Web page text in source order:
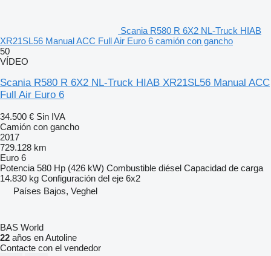
Scania R580 R 6X2 NL-Truck HIAB
XR21SL56 Manual ACC Full Air Euro 6 camión con gancho
50
VÍDEO
Scania R580 R 6X2 NL-Truck HIAB XR21SL56 Manual ACC
Full Air Euro 6
34.500 € Sin IVA
Camión con gancho
2017
729.128 km
Euro 6
Potencia 580 Hp (426 kW) Combustible diésel Capacidad de carga
14.830 kg Configuración del eje 6x2
Países Bajos, Veghel
BAS World
22 años en Autoline
Contacte con el vendedor